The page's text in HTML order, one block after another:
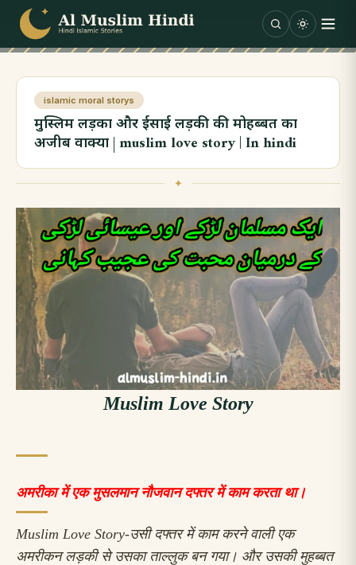
Skip to content
islamic moral storys
मुस्लिम लड़का और ईसाई लड़की की मोहब्बत का
अजीब वाक्या | muslim love story | In hindi
Muslim Love Story
अमरीका में एक मुसलमान नौजवान दफ्तर में काम करता था।
Muslim Love Story-उसी दफ्तर में काम करने वाली एक
अमरीकन लड़की से उसका ताल्लुक बन गया। और उसकी मुहब्बत